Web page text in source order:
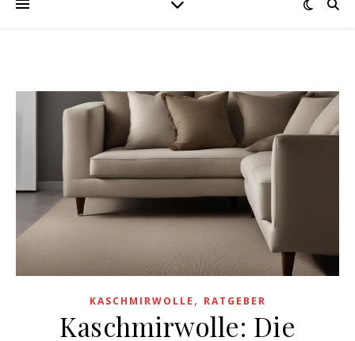
KASCHMIRWOLLE , RATGEBER
Kaschmirwolle: Die